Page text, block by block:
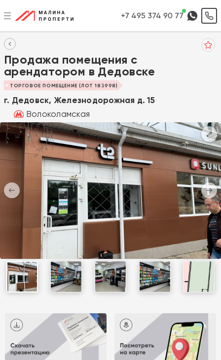
+7 495 374 90 77
Продажа помещения с
арендатором в Дедовске
ТОРГОВОЕ ПОМЕЩЕНИЕ (ЛОТ 183998)
г. Дедовск, Железнодорожная д. 15
Волоколамская